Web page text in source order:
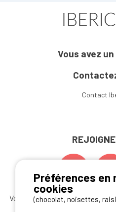
Vous avez
Contact
Vous souhaitez bénéficier des
Préférences en
cookies
(chocolat, noisettes,